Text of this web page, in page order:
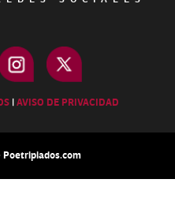
|AVISO DE PRIVACIDAD